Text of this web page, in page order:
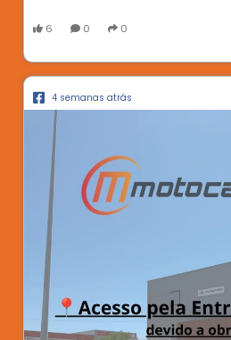
6 0 0
4 semanas atrás